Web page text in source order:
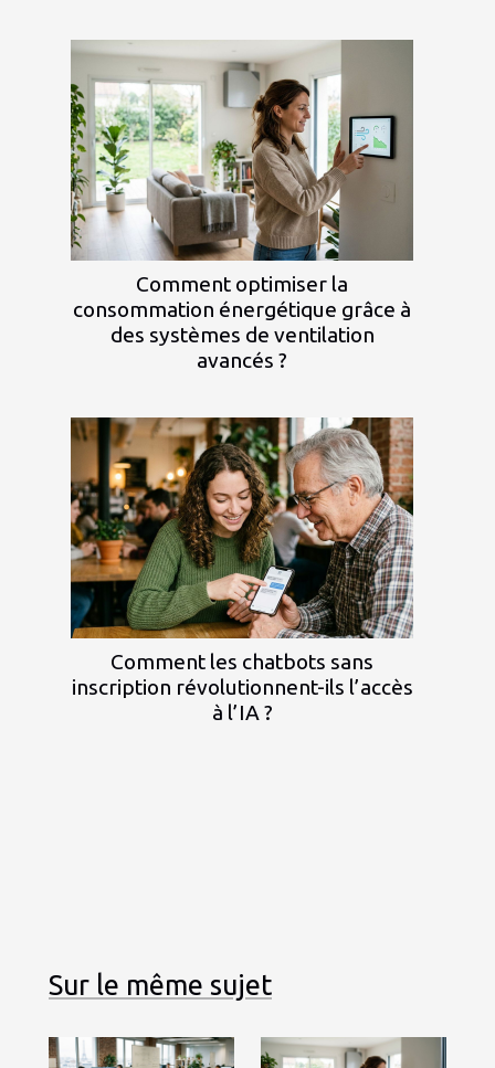
Comment optimiser la
consommation énergétique grâce à
des systèmes de ventilation
avancés ?
Comment les chatbots sans
inscription révolutionnent-ils l’accès
à l’IA ?
Sur le même sujet